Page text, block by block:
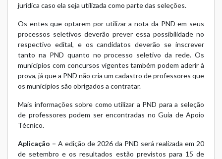
jurídica caso ela seja utilizada como parte das seleções.
Os entes que optarem por utilizar a nota da PND em seus
processos seletivos deverão prever essa possibilidade no
respectivo edital, e os candidatos deverão se inscrever
tanto na PND quanto no processo seletivo da rede. Os
municípios com concursos vigentes também podem aderir à
prova, já que a PND não cria um cadastro de professores que
os municípios são obrigados a contratar.
Mais informações sobre como utilizar a PND para a seleção
de professores podem ser encontradas no Guia de Apoio
Técnico.
Aplicação – A edição de 2026 da PND será realizada em 20
de setembro e os resultados estão previstos para 15 de